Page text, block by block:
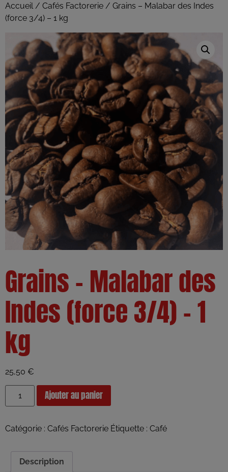
Accueil/ Cafés Factorerie / Grains – Malabar des Indes
(force 3/4) – 1 kg
Grains – Malabar des
Indes (force 3/4) – 1
kg
25,50 €
Ajouter au panier
Catégorie : Cafés Factorerie Étiquette : Café
Description